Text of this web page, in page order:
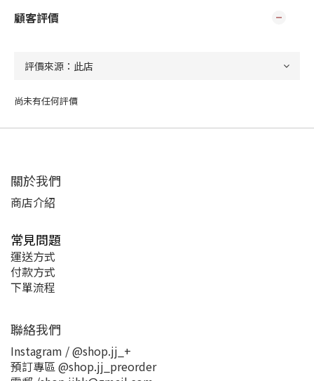
顧客評價
尚未有任何評價
關於我們
商店介紹
常見問題
運送方式
付款方式
下單流程
聯絡我們
Instagram / @shop.jj_+
預訂專區 @shop.jj_preorder